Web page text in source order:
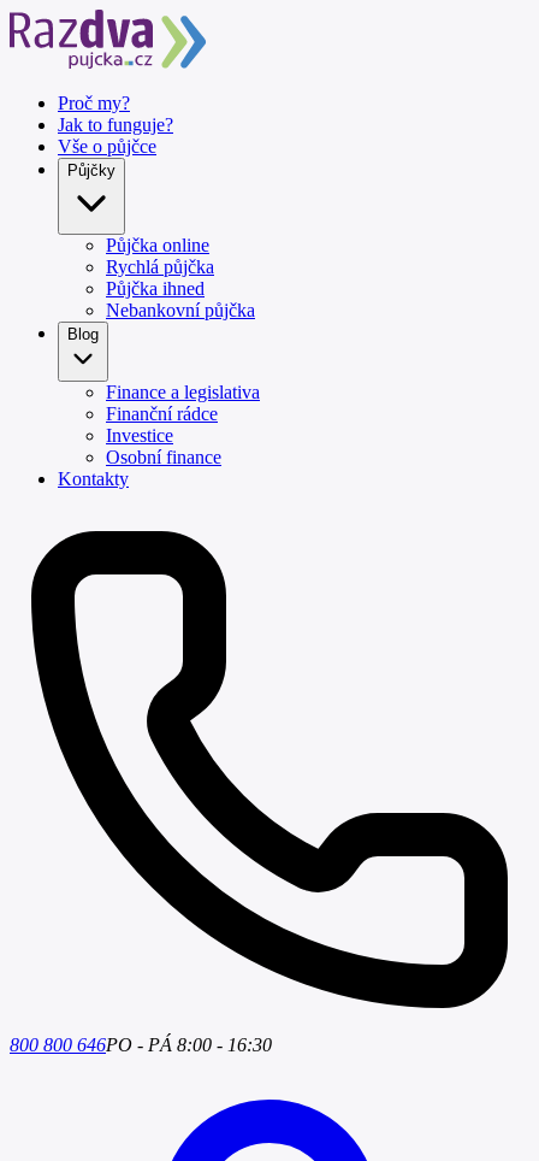
Proč my?
Jak to funguje?
Vše o půjčce
Půjčky
Půjčka online
Rychlá půjčka
Půjčka ihned
Nebankovní půjčka
Blog
Finance a legislativa
Finanční rádce
Investice
Osobní finance
Kontakty
800 800 646PO - PÁ 8:00 - 16:30